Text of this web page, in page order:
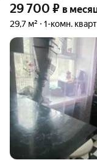
29 700 ₽ в
29,7 м² 1-комн.